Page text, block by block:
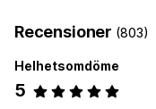
Recensioner (803)
Helhetsomdöme
5